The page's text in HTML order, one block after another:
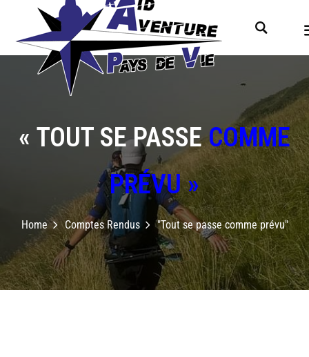
« TOUT SE PASSE COMME
PRÉVU »
Home Comptes Rendus "Tout se passe comme prévu"